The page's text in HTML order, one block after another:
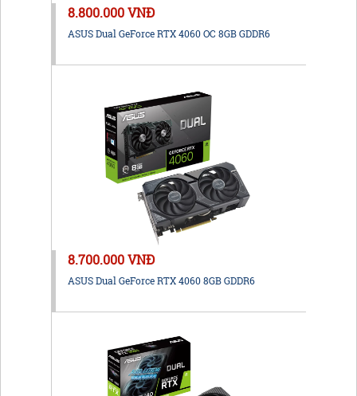
8.800.000 VNĐ
ASUS Dual GeForce RTX 4060 OC 8GB GDDR6
8.700.000 VNĐ
ASUS Dual GeForce RTX 4060 8GB GDDR6